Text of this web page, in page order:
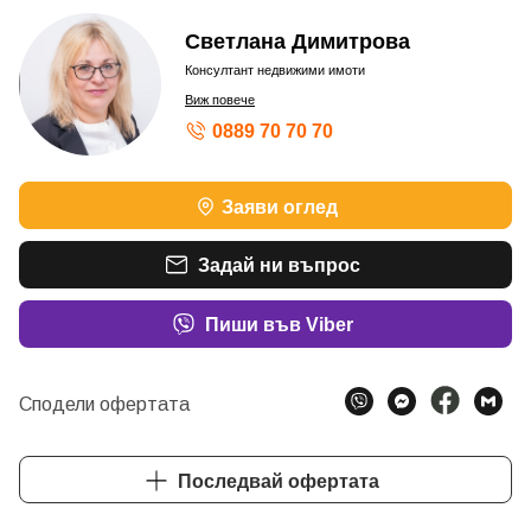
Светлана Димитрова
Консултант недвижими имоти
Виж повече
0889 70 70 70
Заяви оглед
Задай ни въпрос
Пиши във Viber
Сподели офертата
Последвай офертата